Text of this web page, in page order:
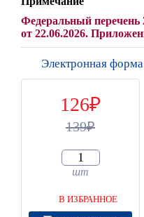
Федеральный
от 22.06.2026.
Электронная
126
139
шт
В ИЗБРАННОЕ